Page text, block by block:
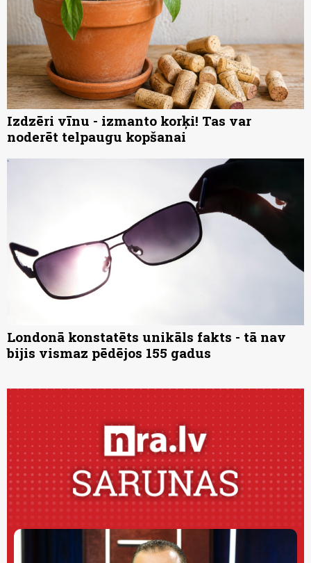
Izdzēri vīnu - izmanto korķi! Tas var
noderēt telpaugu kopšanai
Londonā konstatēts unikāls fakts - tā nav
bijis vismaz pēdējos 155 gadus